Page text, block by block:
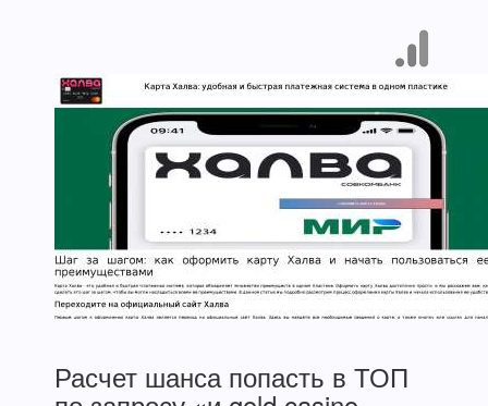
Расчет шанса попасть в ТОП